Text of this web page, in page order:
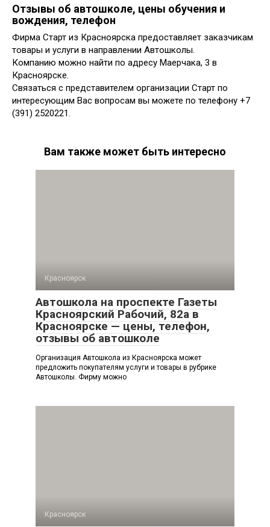
Отзывы об автошколе, цены обучения и
вождения, телефон
Фирма Старт из Красноярска предоставляет заказчикам
товары и услуги в направлении Автошколы.
Компанию можно найти по адресу Маерчака, 3 в
Красноярске.
Связаться с представителем организации Старт по
интересующим Вас вопросам вы можете по телефону +7
(391) 2520221.
Вам также может быть интересно
Красноярск
Автошкола на проспекте Газеты
Красноярский Рабочий, 82а в
Красноярске — цены, телефон,
отзывы об автошколе
Организация Автошкола из Красноярска может
предложить покупателям услуги и товары в рубрике
Автошколы. Фирму можно
Красноярск